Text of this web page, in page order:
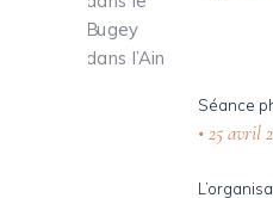
Séance
25 avril